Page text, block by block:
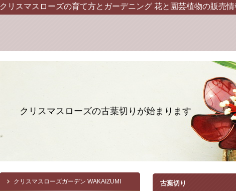
クリスマスローズの育て方とガーデニング 花と園芸植物の販売情
クリスマスローズの古葉切りが始まります
古葉切り
クリスマスローズガーデン WAKAIZUMI